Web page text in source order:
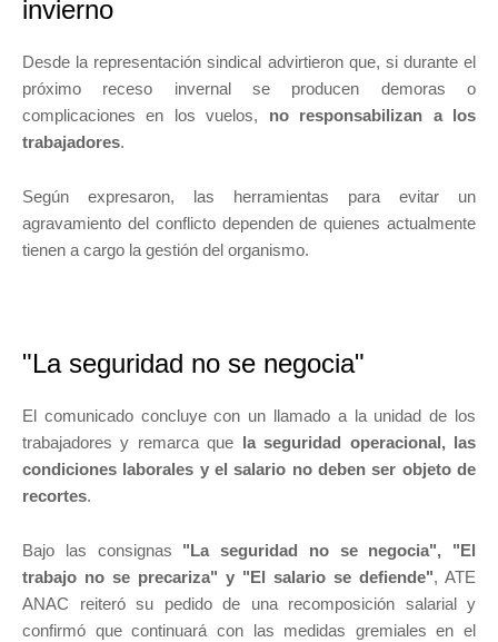
invierno
Desde la representación sindical advirtieron que, si durante el
próximo receso invernal se producen demoras o
complicaciones en los vuelos, no responsabilizan a los
trabajadores.
Según expresaron, las herramientas para evitar un
agravamiento del conflicto dependen de quienes actualmente
tienen a cargo la gestión del organismo.
"La seguridad no se negocia"
El comunicado concluye con un llamado a la unidad de los
trabajadores y remarca que la seguridad operacional, las
condiciones laborales y el salario no deben ser objeto de
recortes.
Bajo las consignas "La seguridad no se negocia", "El
trabajo no se precariza" y "El salario se defiende", ATE
ANAC reiteró su pedido de una recomposición salarial y
confirmó que continuará con las medidas gremiales en el